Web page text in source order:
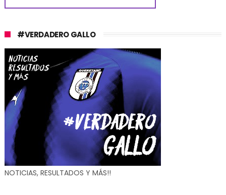
#VERDADERO GALLO
NOTICIAS, RESULTADOS Y MÁS!!